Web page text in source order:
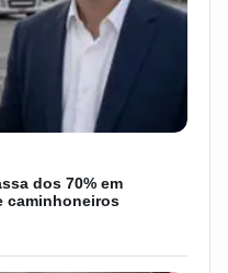
dos 70% em
caminhoneiros